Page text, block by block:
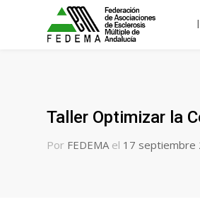
Taller Optimizar la
Por FEDEMA el 17 septiembre